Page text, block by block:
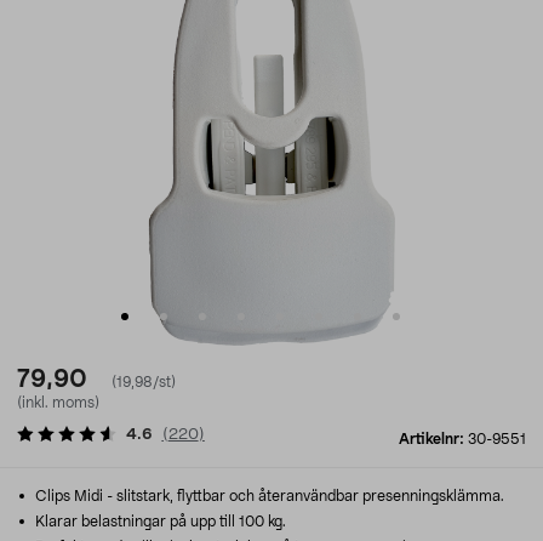
79,90
(19,98/st)
(inkl. moms)
Artikelnr: 30-9551
4.6 ( 220)
Clips Midi - slitstark, flyttbar och återanvändbar presenningsklämma.
Klarar belastningar på upp till 100 kg.